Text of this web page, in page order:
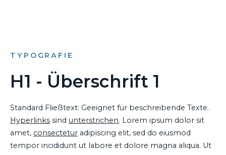
TYPOGRAFIE
H1 - Überschrift 1
Standard Fließtext: Geeignet für beschreibende Texte.
Hyperlinks sind unterstrichen. Lorem ipsum dolor sit
amet, consectetur adipiscing elit, sed do eiusmod
tempor incididunt ut labore et dolore magna aliqua. Ut